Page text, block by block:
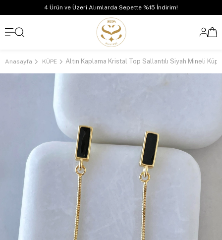
4 Ürün ve Üzeri Alımlarda Sepette %15 İndirim!
Anasayfa KÜPE